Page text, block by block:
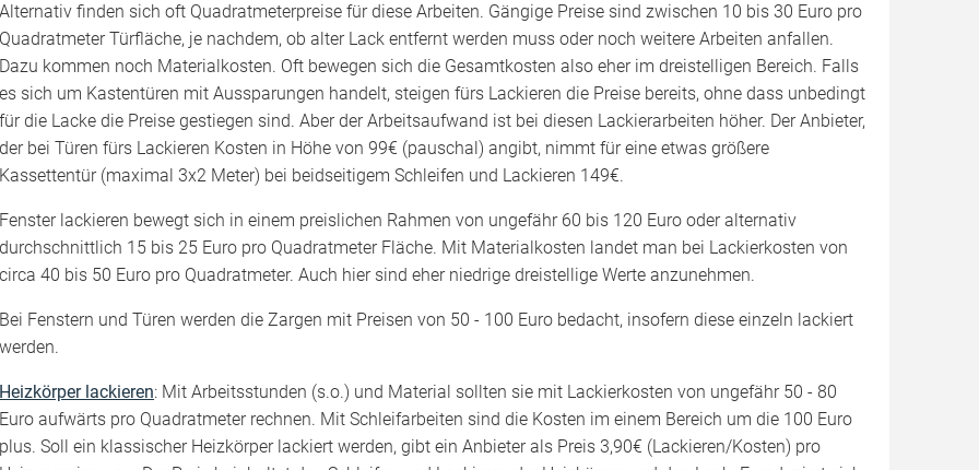
Alternativ finden sich oft Quadratmeterpreise für diese Arbeiten. Gängige Preise sind zwischen 10 bis 30 Euro pro
Quadratmeter Türfläche, je nachdem, ob alter Lack entfernt werden muss oder noch weitere Arbeiten anfallen.
Dazu kommen noch Materialkosten. Oft bewegen sich die Gesamtkosten also eher im dreistelligen Bereich. Falls
es sich um Kastentüren mit Aussparungen handelt, steigen fürs Lackieren die Preise bereits, ohne dass unbedingt
für die Lacke die Preise gestiegen sind. Aber der Arbeitsaufwand ist bei diesen Lackierarbeiten höher. Der Anbieter,
der bei Türen fürs Lackieren Kosten in Höhe von 99€ (pauschal) angibt, nimmt für eine etwas größere
Kassettentür (maximal 3x2 Meter) bei beidseitigem Schleifen und Lackieren 149€.
Fenster lackieren bewegt sich in einem preislichen Rahmen von ungefähr 60 bis 120 Euro oder alternativ
durchschnittlich 15 bis 25 Euro pro Quadratmeter Fläche. Mit Materialkosten landet man bei Lackierkosten von
circa 40 bis 50 Euro pro Quadratmeter. Auch hier sind eher niedrige dreistellige Werte anzunehmen.
Bei Fenstern und Türen werden die Zargen mit Preisen von 50 - 100 Euro bedacht, insofern diese einzeln lackiert
werden.
Heizkörper lackieren: Mit Arbeitsstunden (s.o.) und Material sollten sie mit Lackierkosten von ungefähr 50 - 80
Euro aufwärts pro Quadratmeter rechnen. Mit Schleifarbeiten sind die Kosten im einem Bereich um die 100 Euro
plus. Soll ein klassischer Heizkörper lackiert werden, gibt ein Anbieter als Preis 3,90€ (Lackieren/Kosten) pro